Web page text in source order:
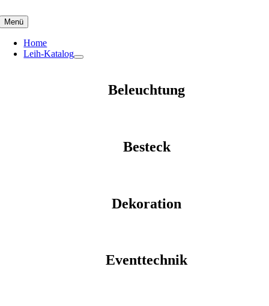
to
content
Menü
Home
Leih-Katalog
Beleuchtung
Besteck
Dekoration
Eventtechnik